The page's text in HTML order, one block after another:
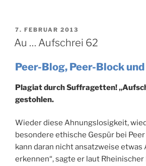
64“
VERÖFFENTLICHT
AM
7. FEBRUAR 2013
Au … Aufschrei 62
Peer-Blog, Peer-Block
Plagiat durch Suffragetten!
gestohlen.
Wieder diese Ahnungslosigkeit,
besondere ethische Gespür bei
kann daran nicht ansatzweise etwas
erkennen“, sagte er laut Rheinischer